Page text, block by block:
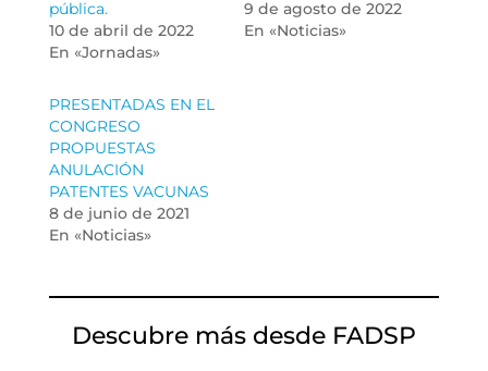
pública.
10 de abril de 2022
En «Jornadas»
9 de agosto de 2022
En «Noticias»
PRESENTADAS EN EL
CONGRESO
PROPUESTAS
ANULACIÓN
PATENTES VACUNAS
8 de junio de 2021
En «Noticias»
Descubre más desde FADSP